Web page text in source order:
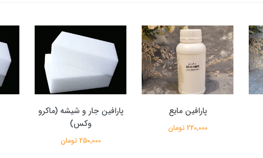
پارافین مایع
220,000 تومان
پارافین جار و شیشه (ماکرو
وکس)
250,000 تومان